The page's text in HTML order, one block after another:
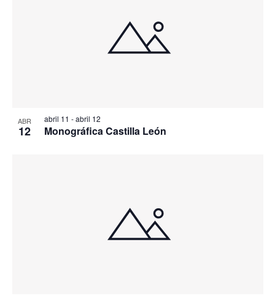
ABR
12
abril 11 -abril 12
Monográfica Castilla León